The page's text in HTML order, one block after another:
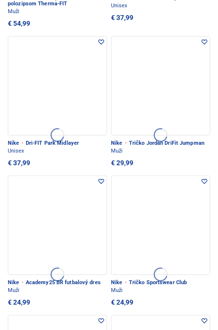
polozipsom Therma-FIT
Muži
€ 54,99
Unisex
€ 37,99
Nike · Dri-FIT Park Midlayer
Unisex
€ 37,99
Nike · Tričko Jordan DriFit Jumpman
Muži
€ 29,99
Nike · Academy25 BR futbalový dres
Muži
€ 24,99
Nike · Tričko Sportswear Club
Muži
€ 24,99